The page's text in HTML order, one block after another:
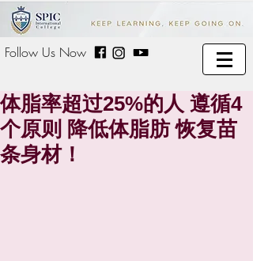
Follow Us Now
体脂率超过25%的人 遵循4
个原则 降低体脂肪 恢复苗
条身材！